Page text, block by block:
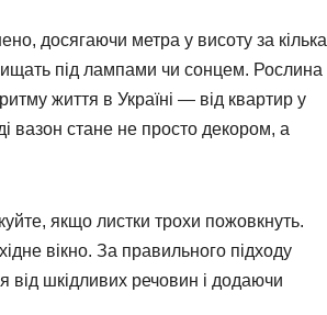
досягаючи метра у висоту за кілька
під лампами чи сонцем. Рослина
життя в Україні — від квартир у
вазон стане не просто декором, а
якщо листки трохи пожовкнуть.
вікно. За правильного підходу
шкідливих речовин і додаючи